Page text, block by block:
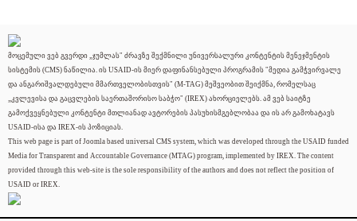
მოცემული ვებ გვერდი „ჯუმლას" ძრავზე შექმნილი უნივერსალური კონტენტის მენეჯმენტის
სისტემის (CMS) ნაწილია. ის USAID-ის მიერ დაფინანსებული პროგრამის "მედია გამჭვირვალე
და ანგარიშვალდებული მმართველობისთვის" (M-TAG) მეშვეობით შეიქმნა, რომელსაც
„კვლევისა და გაცვლების საერთაშორისო საბჭო" (IREX) ახორციელებს. ამ ვებ საიტზე
გამოქვეყნებული კონტენტი მთლიანად ავტორების პასუხისმგებლობაა და ის არ გამოხატავს
USAID-ისა და IREX-ის პოზიციას.
This web page is part of Joomla based universal CMS system, which was developed through the USAID funded
Media for Transparent and Accountable Governance (MTAG) program, implemented by IREX. The content
provided through this web-site is the sole responsibility of the authors and does not reflect the position of
USAID or IREX.